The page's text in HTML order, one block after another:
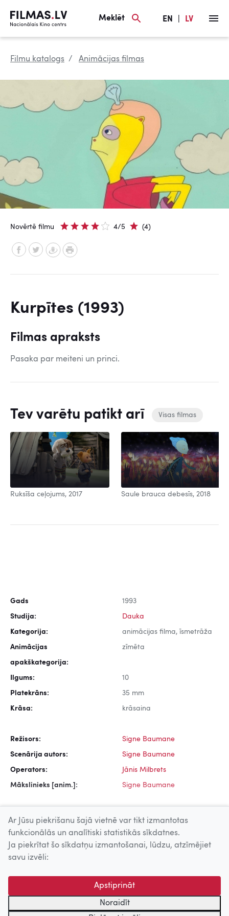
Meklēt EN LV
Filmu katalogs Animācijas filmas
Novērtē filmu 4/5 (4)
Kurpītes (1993)
Filmas apraksts
Pasaka par meiteni un princi.
Tev varētu patikt arī Visas filmas
Ruksīša ceļojums, 2017 Saule brauca debesīs, 2018
Gads 1993
Studija: Dauka
Kategorija: animācijas filma, īsmetrāža
Animācijas
apakškategorija:
zīmēta
Ilgums: 10
Platekrāns: 35 mm
Krāsa: krāsaina
Režisors: Signe Baumane
Scenārija autors: Signe Baumane
Operators: Jānis Milbrets
Mākslinieks [anim.]: Signe Baumane
Uz augšu
© 2026 Nacionālais Kino centrs, Kultūras informācijas sistēmu
centrs. Sadarbības partneris: Latvijas Valsts
kinofotofonodokumentu arhīvs.
Ar Jūsu piekrišanu šajā vietnē var tikt izmantotas
funkcionālās un analītiski statistikās sīkdatnes.
Ja piekrītat šo sīkdatņu izmantošanai, lūdzu, atzīmējiet
savu izvēli:
Apstiprināt
Noraidīt